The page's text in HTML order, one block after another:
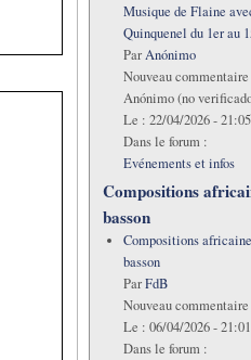
Musique de Flaine
Quinquenel du 1er au
ParAnónimo
Nouveau commentaire
Anónimo (no
Le : 22/04/2026 - 21:05
Dans le forum :
Evénements et infos
Compositions
basson
Compositions
basson
ParFdB
Nouveau commentaire
Le : 06/04/2026 - 21:01
Dans le forum :